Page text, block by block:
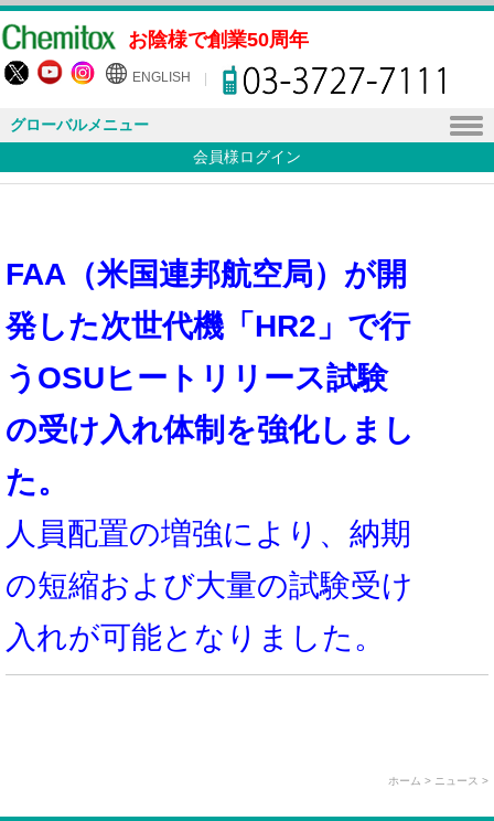
お陰様で創業50周年
ENGLISH
グローバルメニュー
会員様ログイン
FAA（米国連邦航空局）が開
発した次世代機「HR2」で行
うOSUヒートリリース試験
の受け入れ体制を強化しまし
た。
人員配置の増強により、納期
の短縮および大量の試験受け
入れが可能となりました。
ホーム > ニュース >